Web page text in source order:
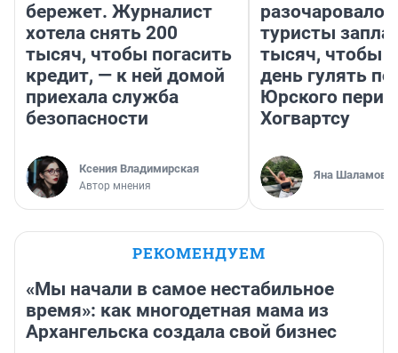
бережет. Журналист
хотела снять 200
тысяч, чтобы погасить
кредит, — к ней домой
приехала служба
безопасности
Ксения Владимирская
Автор мнения
разочаровало»:
туристы
тысяч, чтобы
день гулять по
Юрского
Хогвартсу
Яна Шаламова
РЕКОМЕНДУЕМ
«Мы начали в самое нестабильное
время»: как многодетная мама из
Архангельска создала свой бизнес